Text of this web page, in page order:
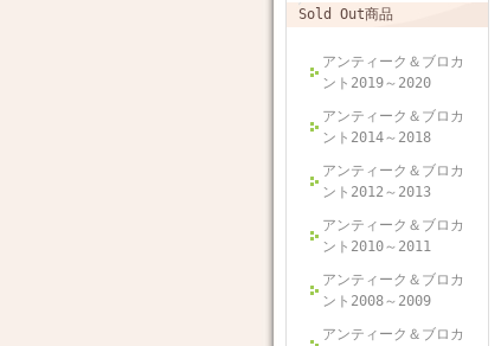
Sold Out商品
アンティーク＆ブロカ
ント2019～2020
アンティーク＆ブロカ
ント2014～2018
アンティーク＆ブロカ
ント2012～2013
アンティーク＆ブロカ
ント2010～2011
アンティーク＆ブロカ
ント2008～2009
アンティーク＆ブロカ